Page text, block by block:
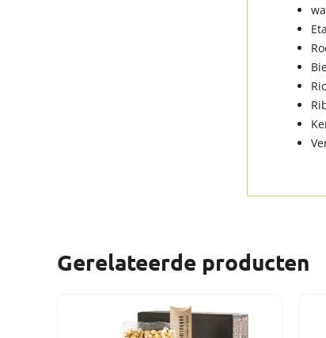
Gerelateerde producten